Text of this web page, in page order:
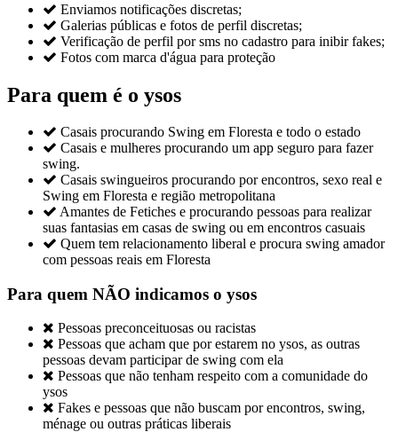
 Enviamos notificações discretas;
 Galerias públicas e fotos de perfil discretas;
 Verificação de perfil por sms no cadastro para inibir fakes;
 Fotos com marca d'água para proteção
Para quem é o ysos
 Casais procurando Swing em Floresta e todo o estado
 Casais e mulheres procurando um app seguro para fazer
swing.
 Casais swingueiros procurando por encontros, sexo real e
Swing em Floresta e região metropolitana
 Amantes de Fetiches e procurando pessoas para realizar
suas fantasias em casas de swing ou em encontros casuais
 Quem tem relacionamento liberal e procura swing amador
com pessoas reais em Floresta
Para quem NÃO indicamos o ysos
 Pessoas preconceituosas ou racistas
 Pessoas que acham que por estarem no ysos, as outras
pessoas devam participar de swing com ela
 Pessoas que não tenham respeito com a comunidade do
ysos
 Fakes e pessoas que não buscam por encontros, swing,
ménage ou outras práticas liberais